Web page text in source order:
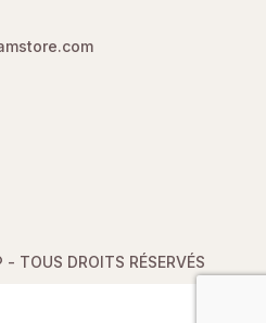
- TOUS DROITS RÉSERVÉS